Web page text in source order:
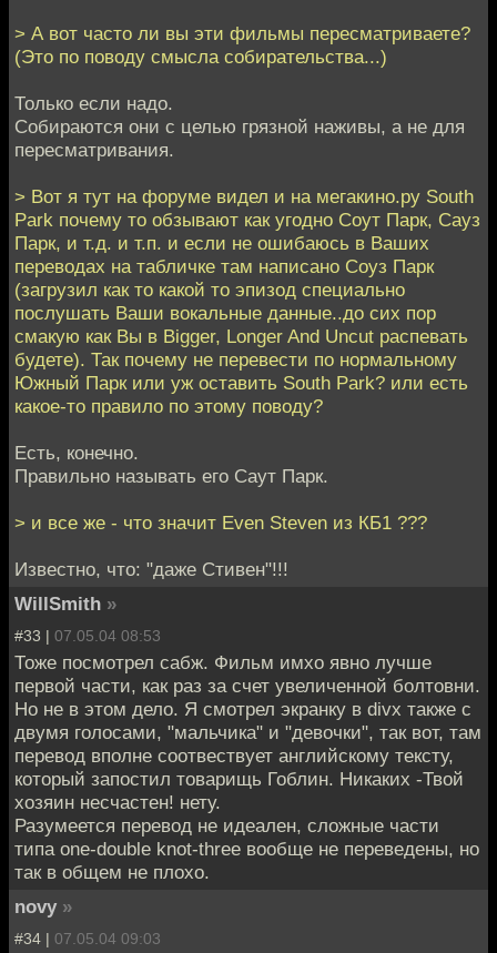
> А вот часто ли вы эти фильмы пересматриваете?
(Это по поводу смысла собирательства...)
Только если надо.
Собираются они с целью грязной наживы, а не для
пересматривания.
> Вот я тут на форуме видел и на мегакино.ру South
Park почему то обзывают как угодно Соут Парк, Сауз
Парк, и т.д. и т.п. и если не ошибаюсь в Ваших
переводах на табличке там написано Соуз Парк
(загрузил как то какой то эпизод специально
послушать Ваши вокальные данные..до сих пор
смакую как Вы в Bigger, Longer And Uncut распевать
будете). Так почему не перевести по нормальному
Южный Парк или уж оставить South Park? или есть
какое-то правило по этому поводу?
Есть, конечно.
Правильно называть его Саут Парк.
> и все же - что значит Even Steven из КБ1 ???
Известно, что: "даже Стивен"!!!
WillSmith »
#33 | 07.05.04 08:53
Тоже посмотрел сабж. Фильм имхо явно лучше
первой части, как раз за счет увеличенной болтовни.
Но не в этом дело. Я смотрел экранку в divx также с
двумя голосами, "мальчика" и "девочки", так вот, там
перевод вполне соотвествует английскому тексту,
который запостил товарищь Гоблин. Никаких -Твой
хозяин несчастен! нету.
Разумеется перевод не идеален, сложные части
типа one-double knot-three вообще не переведены, но
так в общем не плохо.
novy »
#34 | 07.05.04 09:03